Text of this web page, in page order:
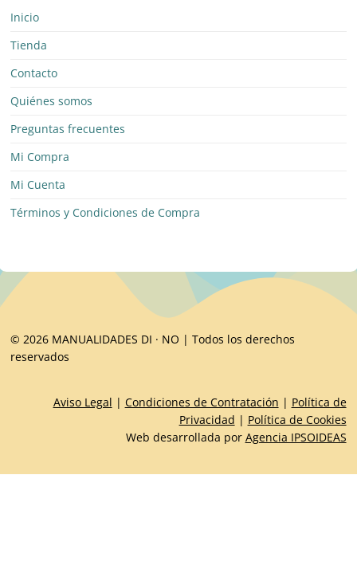
Inicio
Tienda
Contacto
Quiénes somos
Preguntas frecuentes
Mi Compra
Mi Cuenta
Términos y Condiciones de Compra
© 2026 MANUALIDADES DI · NO | Todos los derechos
reservados
Aviso Legal | Condiciones de Contratación | Política de
Privacidad | Política de Cookies
Web desarrollada por Agencia IPSOIDEAS